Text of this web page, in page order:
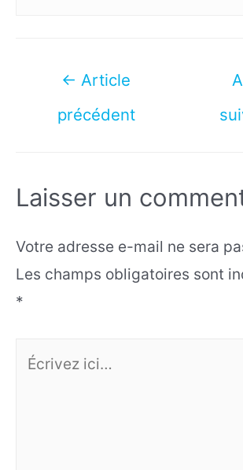
Navigation
l’article
← Article
précédent
Laisser un
Votre adresse e-mail ne sera
Les champs obligatoires sont
*
Écrivez